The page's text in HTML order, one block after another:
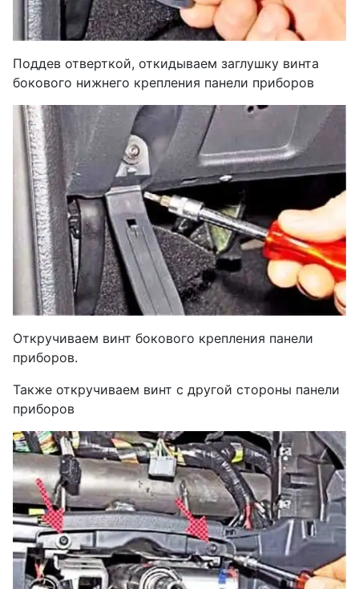
Поддев отверткой, откидываем заглушку винта
бокового нижнего крепления панели приборов
Откручиваем винт бокового крепления панели
приборов.
Также откручиваем винт с другой стороны панели
приборов